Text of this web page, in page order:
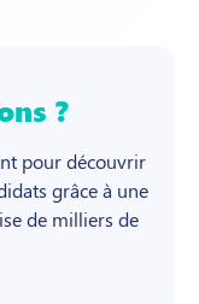
?
pour découvrir
grâce à une
de milliers de